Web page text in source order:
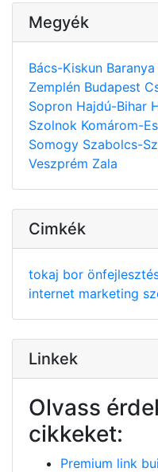
Megyék
Bács-Kiskun Baranya
Zemplén Budapest
Sopron Hajdú-Bihar
Szolnok Komárom-
Somogy Szabolcs-
Veszprém Zala
Cimkék
tokaj bor
internet marketing
Linkek
Olvass
cikkeket:
Premium link